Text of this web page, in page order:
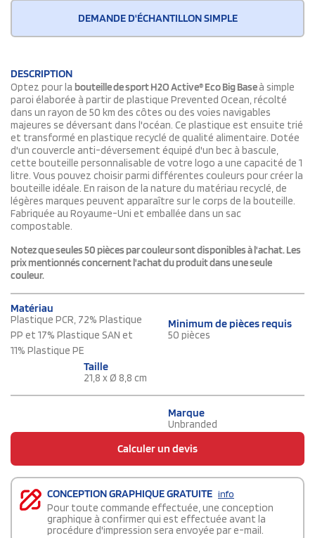
DEMANDE D'ÉCHANTILLON SIMPLE
DESCRIPTION
Optez pour la bouteille de sport H2O Active® Eco Big Baseà simple
paroi élaborée à partir de plastique Prevented Ocean, récolté
dans un rayon de 50 km des côtes ou des voies navigables
majeures se déversant dans l'océan. Ce plastique est ensuite trié
et transformé en plastique recyclé de qualité alimentaire. Dotée
d'un couvercle anti-déversement équipé d'un bec à bascule,
cette bouteille personnalisable de votre logo a une capacité de 1
litre. Vous pouvez choisir parmi différentes couleurs pour créer la
bouteille idéale. En raison de la nature du matériau recyclé, de
légères marques peuvent apparaître sur le corps de la bouteille.
Fabriquée au Royaume-Uni et emballée dans un sac
compostable.
Notez que seules 50 pièces par couleur sont disponibles à l'achat. Les
prix mentionnés concernent l'achat du produit dans une seule
couleur.
Matériau
Plastique PCR, 72% Plastique
PP et 17% Plastique SAN et
11% Plastique PE
Minimum de pièces requis
50 pièces
Taille
21,8 x Ø 8,8 cm
Marque
Unbranded
Calculer un devis
CONCEPTION GRAPHIQUE GRATUITE info
Pour toute commande effectuée, une conception
graphique à confirmer qui est effectuée avant la
procédure d'impression sera envoyée par e-mail.